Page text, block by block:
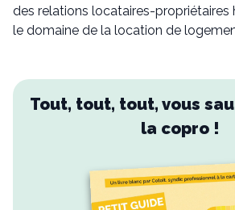
des relations locataires-propriétaires
le domaine de la location de
Tout, tout, tout, vous
la copro !